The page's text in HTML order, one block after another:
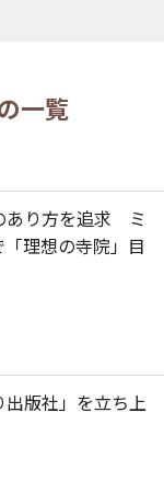
一覧
あり方を追求 ミ
理想の寺院」目
出版社」を立ち上